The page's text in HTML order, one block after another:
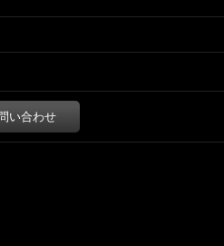
い合わせ